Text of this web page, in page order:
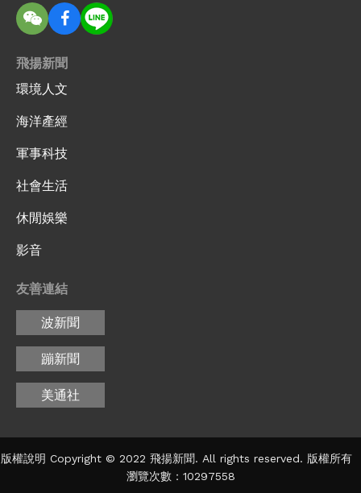
飛揚新聞
環境人文
海洋產經
軍事科技
社會生活
休閒娛樂
影音
友善連結
波新聞
蹦新聞
美通社
版權說明 Copyright © 2022 飛揚新聞. All rights reserved. 版權所有
瀏覽次數：10297558